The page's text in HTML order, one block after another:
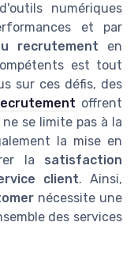
numériques
et par
recrutement en
est tout
sur ces défis, des
offrent
se limite pas à la
la mise en
la satisfaction
client. Ainsi,
nécessite une
des services